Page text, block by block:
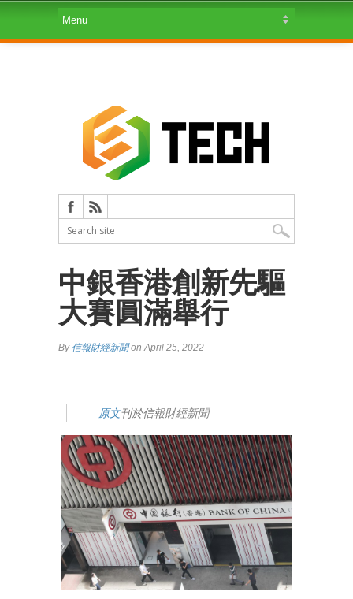
中銀香港創新先驅
大賽圓滿舉行
By 信報財經新聞on April 25, 2022
原文刊於信報財經新聞